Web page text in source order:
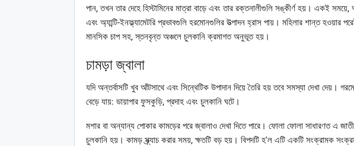
পান, তখন তার দেহে হিস্টামিনের মাত্রা বাড়ে এবং তার রক্তনালীগুলি সঙ্কীর্ণ হয়। একই সময়ে,
এবং অ্যান্টি-ইনফ্ল্যামেটরি প্রভাবগুলি হরমোনগুলির উত্পাদন হ্রাস পায়। মহিলার শান্ত হওয়ার
মানসিক চাপ সহ, স্তনবৃন্ত অঞ্চলে চুলকানি ক্রমাগত অনুভূত হয়।
চামড়া জ্বালা
যদি অন্তর্বাসটি খুব আঁটসাথে এবং সিন্থেটিক উপাদান দিয়ে তৈরি হয় তবে সমস্যা দেখা দেয়।
বেড়ে যায়: ডায়াপার ফুসকুড়ি, প্রদাহ এবং চুলকানি ঘটে।
মশার বা অন্যান্য পোকার কামড়ের পরে জ্বালাও দেখা দিতে পারে। ফোলা ফোলা সাধারণত এ
চুলকানি হয়। কামড় স্ক্র্যাচ করার সময়, ক্ষতটি বড় হয়। বিপদটি হ'ল এটি একটি সংক্রামক